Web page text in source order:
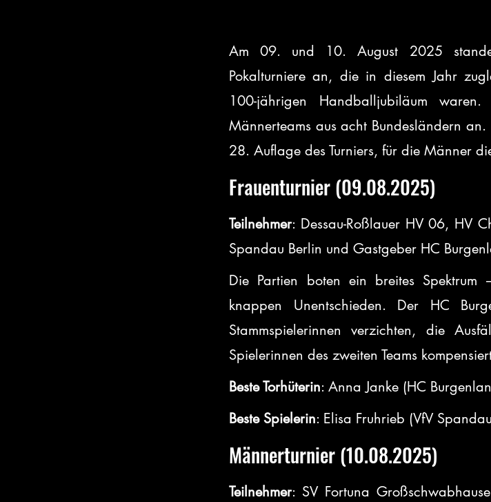
Am 09. und 10. August 2025
Pokalturniere an, die in diesem Jahr
100-jährigen Handballjubiläum
Männerteams aus acht Bundesländern
28. Auflage des Turniers, für die Männer
Frauenturnier (09.08.2025)
Teilnehmer: Dessau-Roßlauer HV 06, HV
Spandau Berlin und Gastgeber HC
Die Partien boten ein breites
knappen Unentschieden. Der HC
Stammspielerinnen verzichten, die
Spielerinnen des zweiten Teams
Beste Torhüterin: Anna Janke (HC
Beste Spielerin: Elisa Fruhrieb (VfV
Männerturnier (10.08.2025)
Teilnehmer: SV Fortuna